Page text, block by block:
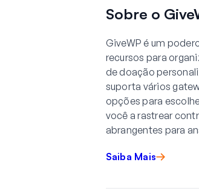
Sobre o
GiveWP é um
recursos para
de doação
suporta vários
opções para
você a rastrear
abrangentes para
Saiba Mais